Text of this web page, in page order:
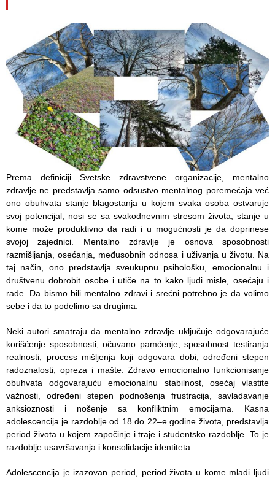
Prema definiciji Svetske zdravstvene organizacije, mentalno
zdravlje ne predstavlja samo odsustvo mentalnog poremećaja već
ono obuhvata stanje blagostanja u kojem svaka osoba ostvaruje
svoj potencijal, nosi se sa svakodnevnim stresom života, stanje u
kome može produktivno da radi i u mogućnosti je da doprinese
svojoj zajednici. Mentalno zdravlje je osnova sposobnosti
razmišljanja, osećanja, međusobnih odnosa i uživanja u životu. Na
taj način, ono predstavlja sveukupnu psihološku, emocionalnu i
društvenu dobrobit osobe i utiče na to kako ljudi misle, osećaju i
rade. Da bismo bili mentalno zdravi i srećni potrebno je da volimo
sebe i da to podelimo sa drugima.
Neki autori smatraju da mentalno zdravlje uključuje odgovarajuće
korišćenje sposobnosti, očuvano pamćenje, sposobnost testiranja
realnosti, process mišljenja koji odgovara dobi, određeni stepen
radoznalosti, opreza i mašte. Zdravo emocionalno funkcionisanje
obuhvata odgovarajuću emocionalnu stabilnost, osećaj vlastite
važnosti, određeni stepen podnošenja frustracija, savladavanje
anksioznosti i nošenje sa konfliktnim emocijama. Kasna
adolescencija je razdoblje od 18 do 22–e godine života, predstavlja
period života u kojem započinje i traje i studentsko razdoblje. To je
razdoblje usavršavanja i konsolidacije identiteta.
Adolescencija je izazovan period, period života u kome mladi ljudi
stomatološke
zdravstvene
zaštite
Služba za
specijalističko
konsultativnu
delatnost
Služba za
unapređenje
i očuvanje
zdravlja
Služba za
medicinsku
dijagnostiku
Stacionar
Služba
socijalne
medicine sa
Služba za
pravne,
ekonomsko-
finansijske,
tehničke i
druge slične
poslove
Informator
Finansije